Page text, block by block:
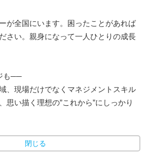
が全国にいます。困ったことがあれば
さい。親身になって一人ひとりの成長
も──
、現場だけでなくマネジメントスキル
思い描く理想の”これから”にしっかり
閉じる